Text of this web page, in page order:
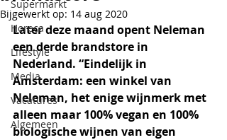
Supermarkt
Horeca
Lifestyle
Media
Vacatures
Algemeen
Bijgewerkt op: 14 aug 2020
Later deze maand opent Neleman
een derde brandstore in
Nederland. “Eindelijk in
Amsterdam: een winkel van
Neleman, het enige wijnmerk met
alleen maar 100% vegan en 100%
biologische wijnen van eigen